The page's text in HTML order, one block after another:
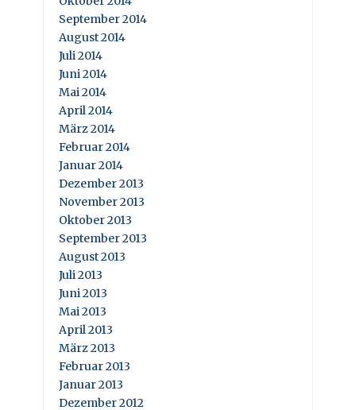
September 2014
August 2014
Juli 2014
Juni 2014
Mai 2014
April 2014
März 2014
Februar 2014
Januar 2014
Dezember 2013
November 2013
Oktober 2013
September 2013
August 2013
Juli 2013
Juni 2013
Mai 2013
April 2013
März 2013
Februar 2013
Januar 2013
Dezember 2012